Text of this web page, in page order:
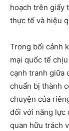
hoạch trên giấy
thực tế và hiệu
Trong bối cảnh
mại quốc tế
cạnh tranh giữa
chuẩn bị thành
chuyện của
đối với năng lực
quan hữu trách